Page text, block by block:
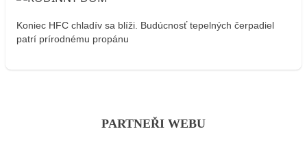
Koniec HFC chladív sa blíži. Budúcnosť tepelných čerpadiel
patrí prírodnému propánu
PARTNEŘI WEBU